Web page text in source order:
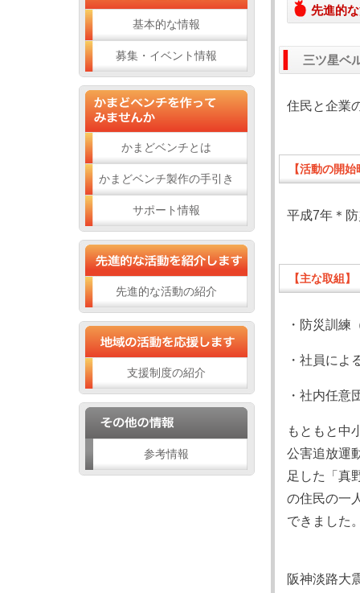
基本的な情報
募集・イベント情報
かまどベンチとは
かまどベンチ製作の手引き
サポート情報
先進的な活動の紹介
支援制度の紹介
参考情報
先進的
三ツ星ベ
住民と企業
【活動の開
平成7年＊
【主な取組】
・防災訓練
・社員によ
・社内任意
もともと中
公害追放運
足した「真
の住民の一
できました
阪神淡路大